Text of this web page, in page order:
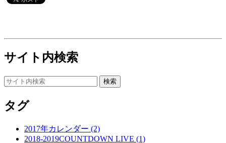
サイト内検索
タグ
2017年カレンダー (2)
2018-2019COUNTDOWN LIVE (1)